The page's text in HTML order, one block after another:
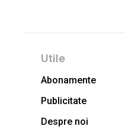
Utile
Abonamente
Publicitate
Despre noi